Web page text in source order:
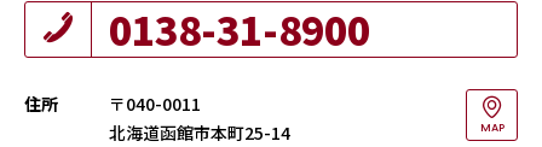
0138-31-8900
住所
〒040-0011
北海道函館市本町25-14
MAP